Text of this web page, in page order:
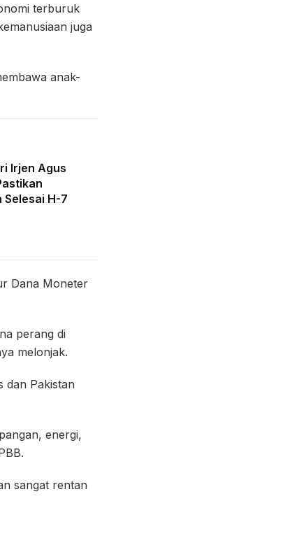
terburuk
juga
anak-
Irjen Agus
Selesai H-7
Dana Moneter
perang di
melonjak.
dan Pakistan
energi,
sangat rentan